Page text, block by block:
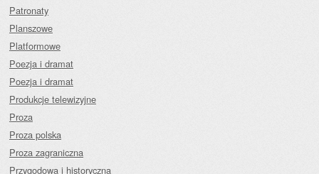
Patronaty
Planszowe
Platformowe
Poezja i dramat
Poezja i dramat
Produkcje telewizyjne
Proza
Proza polska
Proza zagraniczna
Przygodowa i historyczna